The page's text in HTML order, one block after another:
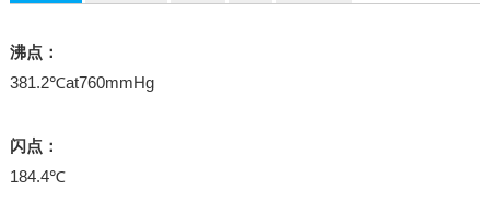
沸点：
381.2℃at760mmHg
闪点：
184.4℃